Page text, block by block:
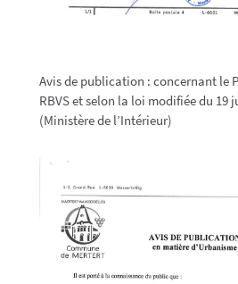
Avis de publication : concernant le
RBVS et selon la loi modifiée du 19
(Ministère de l’Intérieur)